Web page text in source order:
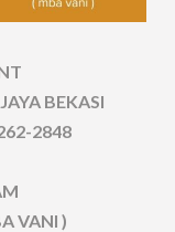
BEKASI
2848
VANI )